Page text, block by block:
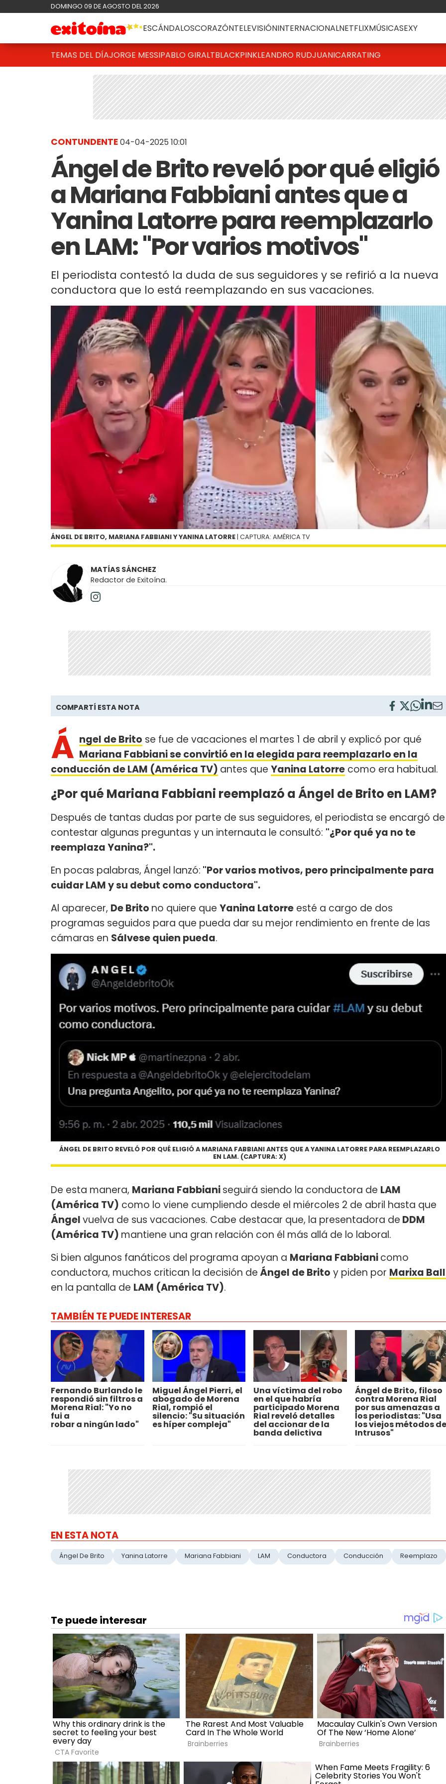
DOMINGO 09 DE AGOSTO DEL 2026
ESCÁNDALOSCORAZÓNTELEVISIÓNINTERNACIONALNETFLIXMÚSICASEXY
TEMAS DEL DÍAJORGE MESSIPABLO GIRALTBLACKPINKLEANDRO RUDJUANICARRATING
CONTUNDENTE04-04-2025 10:01
Ángel de Brito reveló por qué eligió
a Mariana Fabbiani antes que a
Yanina Latorre para reemplazarlo
en LAM: "Por varios motivos"
El periodista contestó la duda de sus seguidores y se refirió a la nueva
conductora que lo está reemplazando en sus vacaciones.
ÁNGEL DE BRITO, MARIANA FABBIANI Y YANINA LATORRE | CAPTURA: AMÉRICA TV
MATÍAS SÁNCHEZ
Redactor de Exitoína.
COMPARTÍ ESTA NOTA
Á ngel de Brito se fue de vacaciones el martes 1 de abril y explicó por qué
Mariana Fabbiani se convirtió en la elegida para reemplazarlo en la
conducción de LAM (América TV) antes que Yanina Latorre como era habitual.
¿Por qué Mariana Fabbiani reemplazó a Ángel de Brito en LAM?
Después de tantas dudas por parte de sus seguidores, el periodista se encargó de
contestar algunas preguntas y un internauta le consultó: "¿Por qué ya no te
reemplaza Yanina?".
En pocas palabras, Ángel lanzó: "Por varios motivos, pero principalmente para
cuidar LAM y su debut como conductora".
Al aparecer, De Brito no quiere que Yanina Latorre esté a cargo de dos
programas seguidos para que pueda dar su mejor rendimiento en frente de las
cámaras en Sálvese quien pueda.
ÁNGEL DE BRITO REVELÓ POR QUÉ ELIGIÓ A MARIANA FABBIANI ANTES QUE A YANINA LATORRE PARA REEMPLAZARLO
EN LAM. (CAPTURA: X)
De esta manera, Mariana Fabbianiseguirá siendo la conductora de LAM
(América TV) como lo viene cumpliendo desde el miércoles 2 de abril hasta que
Ángelvuelva de sus vacaciones. Cabe destacar que, la presentadora de DDM
(América TV) mantiene una gran relación con él más allá de lo laboral.
Si bien algunos fanáticos del programa apoyan a Mariana Fabbianicomo
conductora, muchos critican la decisión deÁngel de Brito y piden por Marixa
en la pantalla de LAM (América TV).
TAMBIÉN TE PUEDE INTERESAR
Fernando Burlando le
respondió sin filtros a
Morena Rial: "Yo no
fui a
robar a ningún lado"
Miguel Ángel Pierri, el
abogado de Morena
Rial, rompió el
silencio: "Su situación
es híper compleja"
Una víctima del robo
en el que habría
participado Morena
Rial reveló detalles
del accionar de la
banda delictiva
Ángel de Brito, filoso
contra Morena Rial
por sus amenazas a
los periodistas: "Usa
los viejos métodos de
Intrusos"
EN ESTA NOTA
Ángel De Brito Yanina Latorre Mariana Fabbiani LAM Conductora Conducción Reemplazo